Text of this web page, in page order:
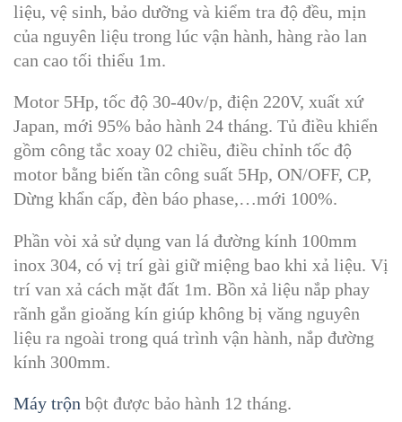
liệu, vệ sinh, bảo dưỡng và kiểm tra độ đều, mịn
của nguyên liệu trong lúc vận hành, hàng rào lan
can cao tối thiểu 1m.
Motor 5Hp, tốc độ 30-40v/p, điện 220V, xuất xứ
Japan, mới 95% bảo hành 24 tháng. Tủ điều khiển
gồm công tắc xoay 02 chiều, điều chỉnh tốc độ
motor bằng biến tần công suất 5Hp, ON/OFF, CP,
Dừng khẩn cấp, đèn báo phase,…mới 100%.
Phần vòi xả sử dụng van lá đường kính 100mm
inox 304, có vị trí gài giữ miệng bao khi xả liệu. Vị
trí van xả cách mặt đất 1m. Bồn xả liệu nắp phay
rãnh gắn gioăng kín giúp không bị văng nguyên
liệu ra ngoài trong quá trình vận hành, nắp đường
kính 300mm.
Máy trộn bột được bảo hành 12 tháng.